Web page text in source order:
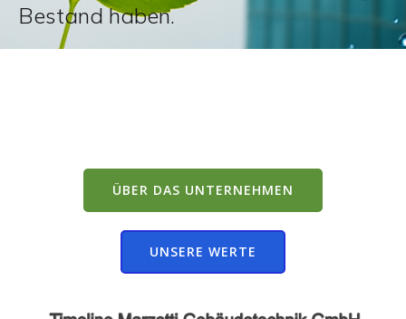
Bestand haben.
ÜBER DAS UNTERNEHMEN
UNSERE WERTE